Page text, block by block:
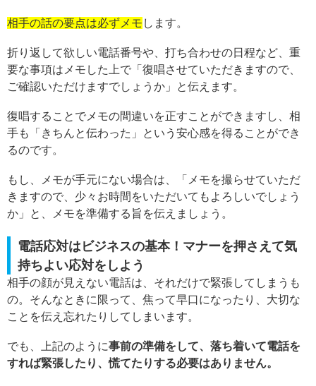
相手の話の要点は必ずメモ します。
折り返して欲しい電話番号や、打ち合わせの日程など、重
要な事項はメモした上で「復唱させていただきますので、
ご確認いただけますでしょうか」と伝えます。
復唱することでメモの間違いを正すことができますし、相
手も「きちんと伝わった」という安心感を得ることができ
るのです。
もし、メモが手元にない場合は、「メモを撮らせていただ
きますので、少々お時間をいただいてもよろしいでしょう
か」と、メモを準備する旨を伝えましょう。
電話応対はビジネスの基本！マナーを押さえて気
持ちよい応対をしよう
相手の顔が見えない電話は、それだけで緊張してしまうも
の。そんなときに限って、焦って早口になったり、大切な
ことを伝え忘れたりしてしまいます。
でも、上記のように事前の準備をして、落ち着いて電話を
すれば緊張したり、慌てたりする必要はありません。